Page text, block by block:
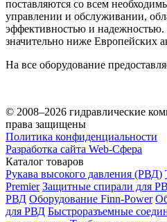
поставляются со всем
управлении и обслуживании,
эффективностью и
значительно ниже Европейских
На все оборудование
© 2008–2026 гидравлические
права защищены
Политика конфиденциальности
Разработка сайта Web-Сфера
Каталог товаров
Рукава высокого давления (РВД)
Premier Защитные спирали для
РВД Оборудование Finn-Power
для РВД Быстроразъемные